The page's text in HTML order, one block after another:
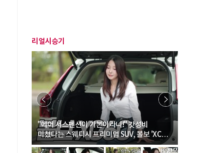
리얼시승기
"에어 서스펜션이 기본이라니!" 갓성비
미쳤다는 스웨디시 프리미엄 SUV, 볼보 'XC60
B5 울트라'